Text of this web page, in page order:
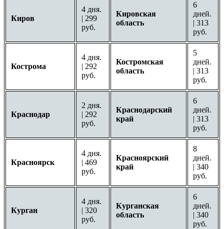
Киров
4 дня.
| 299
руб.
Кировская
область
6
дней.
| 313
руб.
Кострома
4 дня.
| 292
руб.
Костромская
область
5
дней.
| 313
руб.
Краснодар
2 дня.
| 292
руб.
Краснодарский
край
6
дней.
| 313
руб.
Красноярск
4 дня.
| 469
руб.
Красноярский
край
8
дней.
| 340
руб.
Курган
4 дня.
| 320
руб.
Курганская
область
6
дней.
| 340
руб.